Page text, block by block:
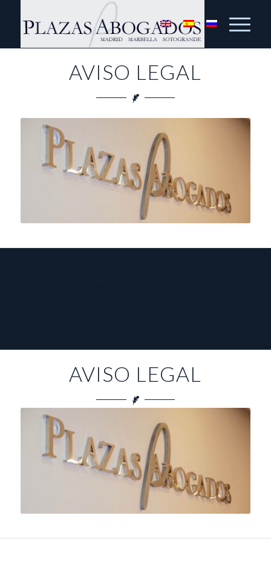
AVISO LEGAL
AVISO LEGAL